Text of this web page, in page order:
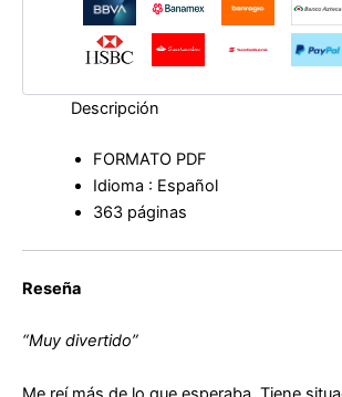
Descripción
FORMATO PDF
Idioma : Español
363 páginas
Reseña
“Muy divertido”